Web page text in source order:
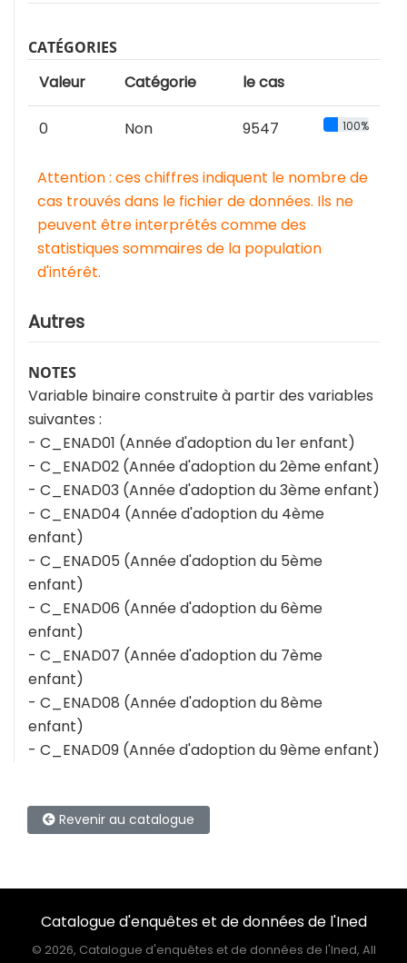
CATÉGORIES
Valeur Catégorie le cas
0 Non 9547 100%
Attention : ces chiffres indiquent le nombre de
cas trouvés dans le fichier de données. Ils ne
peuvent être interprétés comme des
statistiques sommaires de la population
d'intérêt.
Autres
NOTES
Variable binaire construite à partir des variables
suivantes :
- C_ENAD01 (Année d'adoption du 1er enfant)
- C_ENAD02 (Année d'adoption du 2ème enfant)
- C_ENAD03 (Année d'adoption du 3ème enfant)
- C_ENAD04 (Année d'adoption du 4ème
enfant)
- C_ENAD05 (Année d'adoption du 5ème
enfant)
- C_ENAD06 (Année d'adoption du 6ème
enfant)
- C_ENAD07 (Année d'adoption du 7ème
enfant)
- C_ENAD08 (Année d'adoption du 8ème
enfant)
- C_ENAD09 (Année d'adoption du 9ème enfant)
Revenir au catalogue
Catalogue d'enquêtes et de données de l'Ined
© 2026, Catalogue d'enquêtes et de données de l'Ined, All